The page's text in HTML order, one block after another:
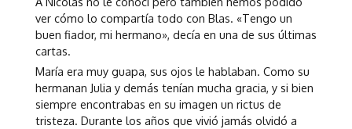
ver cómo lo compartía todo con Blas. «Tengo un
buen fiador, mi hermano», decía en una de sus últimas
cartas.
María era muy guapa, sus ojos le hablaban. Como su
hermanan Julia y demás tenían mucha gracia, y si bien
siempre encontrabas en su imagen un rictus de
tristeza. Durante los años que vivió jamás olvidó a